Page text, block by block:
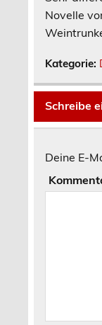
Novelle
Kategorie:
Schreibe
Deine E-